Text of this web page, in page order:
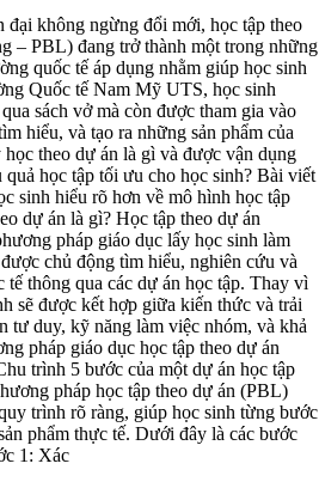
đại không ngừng đổi mới, học tập theo
– PBL) đang trở thành một trong những
quốc tế áp dụng nhằm giúp học sinh
Quốc tế Nam Mỹ UTS, học sinh
sách vở mà còn được tham gia vào
hiểu, và tạo ra những sản phẩm của
theo dự án là gì và được vận dụng
quả học tập tối ưu cho học sinh? Bài viết
sinh hiểu rõ hơn về mô hình học tập
dự án là gì? Học tập theo dự án
pháp giáo dục lấy học sinh làm
chủ động tìm hiểu, nghiên cứu và
tế thông qua các dự án học tập. Thay vì
sẽ được kết hợp giữa kiến thức và trải
tư duy, kỹ năng làm việc nhóm, và khả
pháp giáo dục học tập theo dự án
trình 5 bước của một dự án học tập
pháp học tập theo dự án (PBL)
trình rõ ràng, giúp học sinh từng bước
phẩm thực tế. Dưới đây là các bước
1: Xác